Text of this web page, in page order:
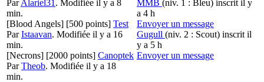
ParAlariel31 . Modifiée il y a 8
min.
[Blood Angels] [500 points] Test
ParIstaavan. Modifiée il y a 16
min.
[Necrons] [2000 points] Canoptek
ParTheob. Modifiée il y a 18
min.
MMB (niv. 1 : Bleu) inscrit il y
a 4 h
Envoyer un message
Gugull (niv. 2 : Scout) inscrit il
y a 5 h
Envoyer un message